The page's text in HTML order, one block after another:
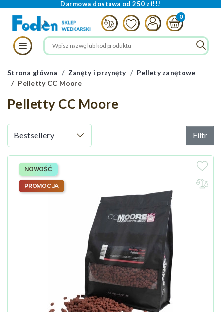
Darmowa dostawa od 250 zł!!!
Strona główna Zanęty i przynęty
Pellety zanętowe
Pelletty CC Moore
Pelletty CC Moore
Filtr
NOWOŚĆ
PROMOCJA